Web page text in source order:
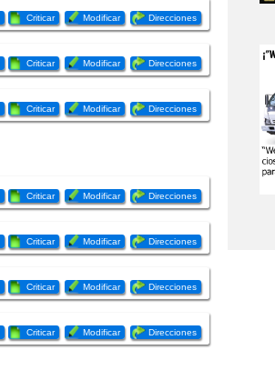
Criticar Modificar Direcciones
Criticar Modificar Direcciones
Criticar Modificar Direcciones
Criticar Modificar Direcciones
Criticar Modificar Direcciones
Criticar Modificar Direcciones
Criticar Modificar Direcciones